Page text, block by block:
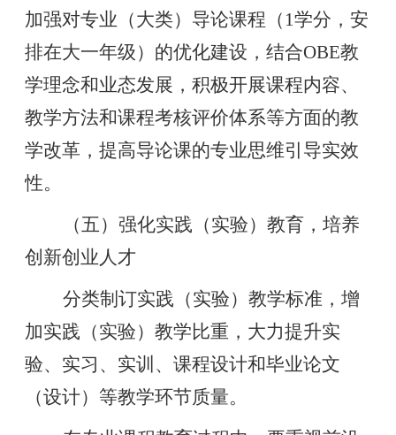
加强对专业（大类）导论课程（1学分，安
排在大一年级）的优化建设，结合OBE教
学理念和业态发展，积极开展课程内容、
教学方法和课程考核评价体系等方面的教
学改革，提高导论课的专业思维引导实效
性。
（五）强化实践（实验）教育，培养
创新创业人才
分类制订实践（实验）教学标准，增
加实践（实验）教学比重，大力提升实
验、实习、实训、课程设计和毕业论文
（设计）等教学环节质量。